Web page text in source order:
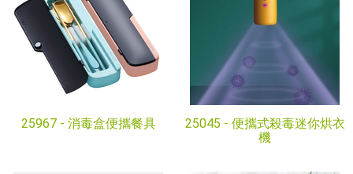
25967 - 消毒盒便攜餐具 25045 - 便攜式殺毒迷你烘衣
機